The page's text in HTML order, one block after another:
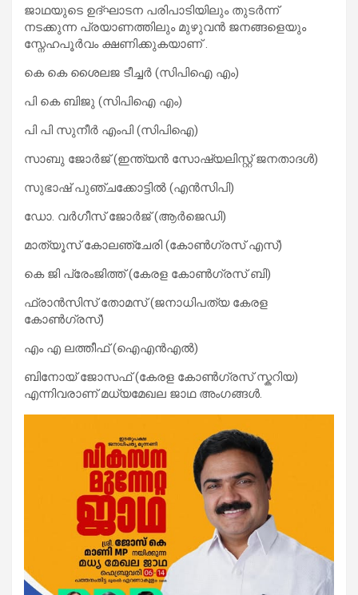
ജാഥയുടെ ഉദ്ഘാടന പരിപാടിയിലും തുടർന്ന്
നടക്കുന്ന പ്രയാണത്തിലും മുഴുവൻ ജനങ്ങളെയും
സ്നേഹപൂർവം ക്ഷണിക്കുകയാണ് .
കെ കെ ശൈലജ ടീച്ചർ (സിപിഐ എം)
പി കെ ബിജു (സിപിഐ എം)
പി പി സുനീർ എംപി (സിപിഐ)
സാബു ജോർജ് (ഇന്ത്യൻ സോഷ്യലിസ്റ്റ് ജനതാദൾ)
സുഭാഷ് പുഞ്ചക്കോട്ടിൽ (എൻസിപി)
ഡോ. വർഗീസ് ജോർജ് (ആർജെഡി)
മാത്യൂസ് കോലഞ്ചേരി (കോൺഗ്രസ് എസ്)
കെ ജി പ്രേംജിത്ത് (കേരള കോൺഗ്രസ് ബി)
ഫ്രാൻസിസ് തോമസ് (ജനാധിപത്യ കേരള
കോൺഗ്രസ്)
എം എ ലത്തീഫ് (ഐഎൻഎൽ)
ബിനോയ് ജോസഫ് (കേരള കോൺഗ്രസ് സ്കറിയ)
എന്നിവരാണ് മധ്യമേഖല ജാഥ അംഗങ്ങൾ.